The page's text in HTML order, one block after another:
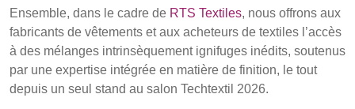
Ensemble, dans le cadre de RTS Textiles, nous offrons aux
fabricants de vêtements et aux acheteurs de textiles l’accès
à des mélanges intrinsèquement ignifuges inédits, soutenus
par une expertise intégrée en matière de finition, le tout
depuis un seul stand au salon Techtextil 2026.